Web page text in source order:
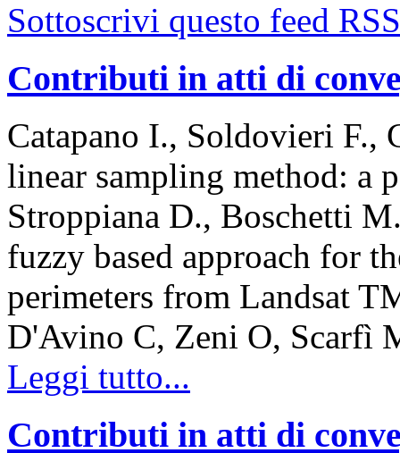
Sottoscrivi questo feed RSS
Contributi in atti di
Catapano I., Soldovieri F.,
linear sampling method: a
Stroppiana D., Boschetti
fuzzy based approach for
perimeters from Landsat
D'Avino C, Zeni O, Scarfì
Leggi tutto...
Contributi in atti di